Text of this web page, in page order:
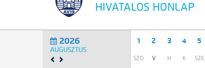
HIVATALOS HONLAP
2026
AUGUSZTUS
1
SZO
2
V
3
H
4
K
5
SZE